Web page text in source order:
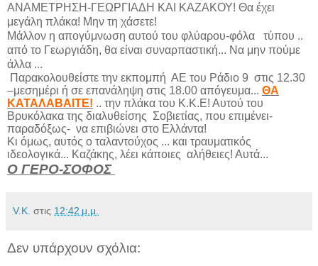
ΑΝΑΜΕΤΡΗΣΗ-ΓΕΩΡΓΙΑΔΗ ΚΑΙ ΚΑΖΑΚΟΥ! Θα έχει
μεγάλη πλάκα! Μην τη χάσετε!
Μάλλον η απογύμνωση αυτού του φλύαρου-φόλα τύπου ..
από το Γεωργιάδη, θα είναι συναρπαστική... Να μην πούμε
άλλα ...
Παρακολουθείστε την εκπομπή ΑΕ του Ράδιο 9 στις 12.30
–μεσημέρι ή σε επανάληψη στις 18.00 απόγευμα... ΘΑ
ΚΑΤΑΛΑΒΑΙΤΕ! .. την πλάκα του Κ.Κ.Ε! Αυτού του
Βρυκόλακα της διαλυθείσης Σοβιετίας, που επιμένει-
παραδόξως- να επιβιώνει στο Ελλάντα!
Κι όμως, αυτός ο ταλαντούχος ... και τραυματικός
ιδεολογικά... Καζάκης, λέει κάποιες αλήθειες! Αυτά...
Ο ΓΕΡΟ-ΣΟΦΟΣ
V.K. στις 12:42 μ.μ.
Δεν υπάρχουν σχόλια: